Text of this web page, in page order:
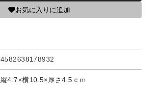
お気に入りに追加
4582638178932
縦4.7×横10.5×厚さ4.5ｃｍ